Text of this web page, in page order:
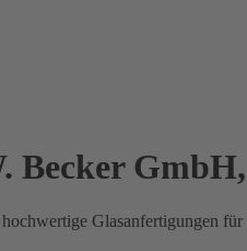
Becker GmbH,
Glasanfertigungen